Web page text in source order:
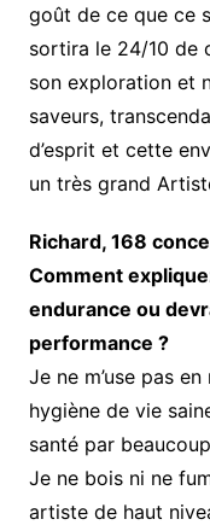
goût de ce que ce
sortira le 24/10 de
son exploration et
saveurs,
d’esprit et cette
un très grand
Richard, 168
Comment
endurance ou
performance ?
Je ne m’use pas en
hygiène de vie
santé par
Je ne bois ni ne
artiste de haut